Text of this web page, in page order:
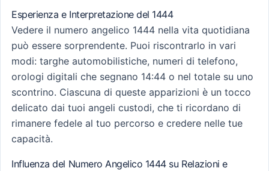
Esperienza e Interpretazione del 1444
Vedere il numero angelico 1444 nella vita quotidiana
può essere sorprendente. Puoi riscontrarlo in vari
modi: targhe automobilistiche, numeri di telefono,
orologi digitali che segnano 14:44 o nel totale su uno
scontrino. Ciascuna di queste apparizioni è un tocco
delicato dai tuoi angeli custodi, che ti ricordano di
rimanere fedele al tuo percorso e credere nelle tue
capacità.
Influenza del Numero Angelico 1444 su Relazioni e